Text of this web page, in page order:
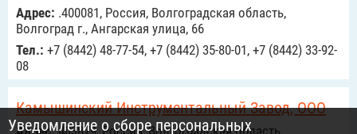
Адрес: .400081, Россия, Волгоградская область,
Волгоград г., Ангарская улица, 66
Тел.: +7 (8442) 48-77-54, +7 (8442) 35-80-01, +7 (8442) 33-92-
08
Камышинский Инструментальный Завод, ООО
Адрес:403879, Россия, Волгоградская область,
Уведомление о сборе персональных